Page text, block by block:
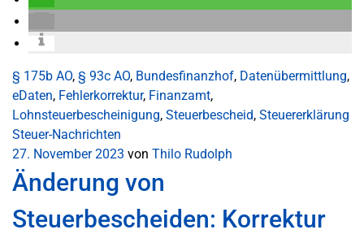
§ 175b AO, § 93c AO, Bundesfinanzhof, Datenübermittlung,
eDaten, Fehlerkorrektur, Finanzamt,
Lohnsteuerbescheinigung, Steuerbescheid, Steuererklärung
Steuer-Nachrichten
27. November 2023 von Thilo Rudolph
Änderung von
Steuerbescheiden: Korrektur